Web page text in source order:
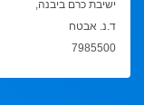
ישיבת כרם ביבנה,
ד.נ. אבטח
7985500